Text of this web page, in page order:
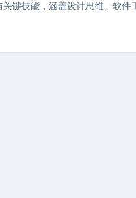
键技能，涵盖设计思维、软